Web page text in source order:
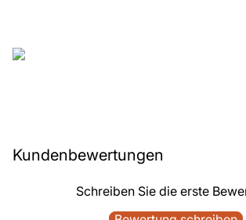
Kundenbewertungen
Schreiben Sie die erste